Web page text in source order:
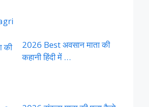
2026 Best अवसान माता की
कहानी हिंदी में …